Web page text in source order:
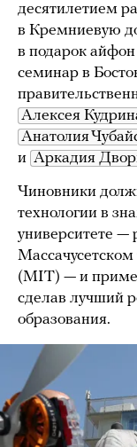
десятилетием
в Кремниевую
в подарок
семинар в
Алексея
Анатолия
и Аркадия
Чиновники
технологии в
университете —
Массачусетском
(MIT) — и
сделав лучший
образования.